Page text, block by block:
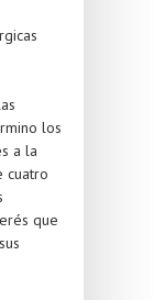
los
a la
cuatro
que